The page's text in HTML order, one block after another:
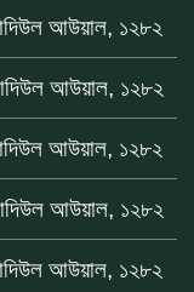
আউয়াল, ১২৮২
আউয়াল, ১২৮২
আউয়াল, ১২৮২
আউয়াল, ১২৮২
আউয়াল, ১২৮২